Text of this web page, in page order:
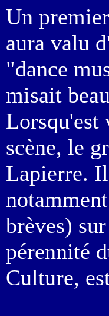
Un
aura valu
"dance
misait
Lorsqu'est
scène, le
Lapierre.
brèves)
pérennité
Culture,